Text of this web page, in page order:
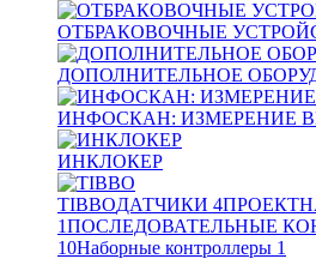
ОТБРАКОВОЧНЫЕ
ДОПОЛНИТЕЛЬНОЕ
ИНФОСКАН: ИЗМЕРЕНИЕ
ИНКЛОКЕР
TIBBOДАТЧИКИ 4
1ПОСЛЕДОВАТЕЛЬНЫЕ
10Наборные контроллеры 1